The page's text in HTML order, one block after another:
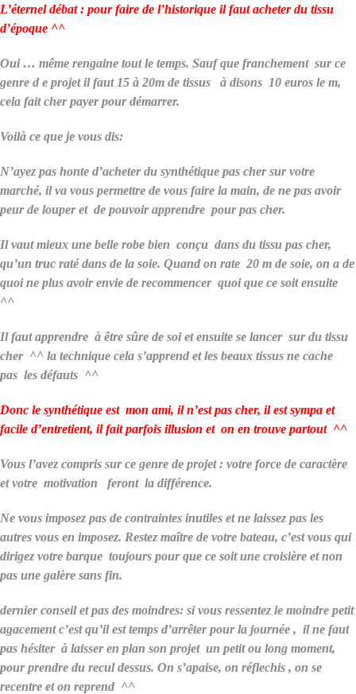
L’éternel débat : pour faire de l’historique il faut acheter du tissu
d’époque ^^
Oui … même rengaine tout le temps. Sauf que franchement sur ce
genre d e projet il faut 15 à 20m de tissus à disons 10 euros le m,
cela fait cher payer pour démarrer.
Voilà ce que je vous dis:
N’ayez pas honte d’acheter du synthétique pas cher sur votre
marché, il va vous permettre de vous faire la main, de ne pas avoir
peur de louper et de pouvoir apprendre pour pas cher.
Il vaut mieux une belle robe bien conçu dans du tissu pas cher,
qu’un truc raté dans de la soie. Quand on rate 20 m de soie, on a de
quoi ne plus avoir envie de recommencer quoi que ce soit ensuite
^^
Il faut apprendre à être sûre de soi et ensuite se lancer sur du tissu
cher ^^ la technique cela s’apprend et les beaux tissus ne cache
pas les défauts ^^
Donc le synthétique est mon ami, il n’est pas cher, il est sympa et
facile d’entretient, il fait parfois illusion et on en trouve partout ^^
Vous l’avez compris sur ce genre de projet : votre force de caractère
et votre motivation feront la différence.
Ne vous imposez pas de contraintes inutiles et ne laissez pas les
autres vous en imposez. Restez maître de votre bateau, c’est vous qui
dirigez votre barque toujours pour que ce soit une croisière et non
pas une galère sans fin.
dernier conseil et pas des moindres: si vous ressentez le moindre petit
agacement c’est qu’il est temps d’arrêter pour la journée , il ne faut
pas hésiter à laisser en plan son projet un petit ou long moment,
pour prendre du recul dessus. On s’apaise, on réflechis , on se
recentre et on reprend ^^